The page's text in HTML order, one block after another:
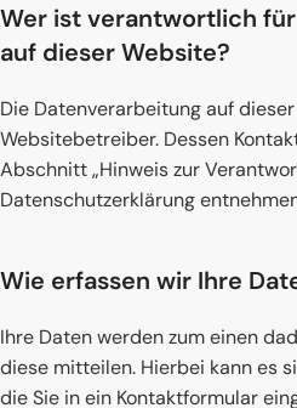
Wer ist verantwortlich
auf dieser Website?
Die Datenverarbeitung auf
Websitebetreiber. Dessen
Abschnitt „Hinweis zur
Datenschutzerklärung
Wie erfassen wir Ihre
Ihre Daten werden zum einen
diese mitteilen. Hierbei kann es
die Sie in ein Kontaktformular